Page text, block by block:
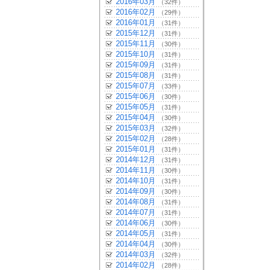
（32件）
2016年02月 （29件）
2016年01月 （31件）
2015年12月 （31件）
2015年11月 （30件）
2015年10月 （31件）
2015年09月 （31件）
2015年08月 （31件）
2015年07月 （33件）
2015年06月 （30件）
2015年05月 （31件）
2015年04月 （30件）
2015年03月 （32件）
2015年02月 （28件）
2015年01月 （31件）
2014年12月 （31件）
2014年11月 （30件）
2014年10月 （31件）
2014年09月 （30件）
2014年08月 （31件）
2014年07月 （31件）
2014年06月 （30件）
2014年05月 （31件）
2014年04月 （30件）
2014年03月 （32件）
2014年02月 （28件）